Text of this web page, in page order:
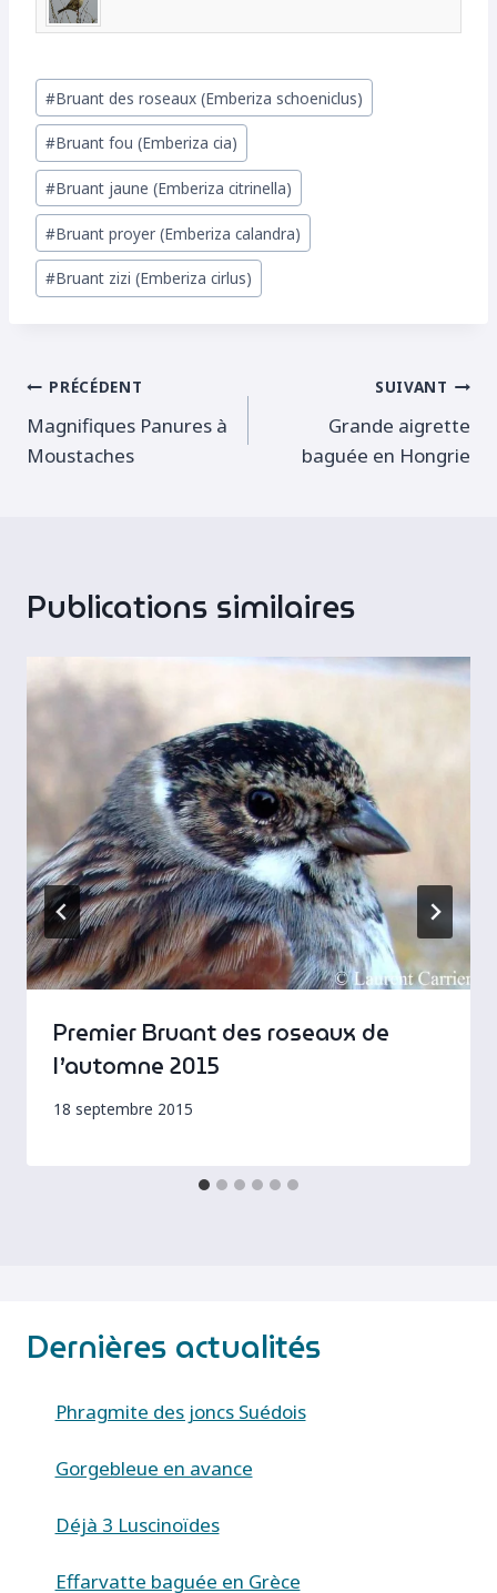
Étiquettes
de
la
publication :
#Bruant des roseaux (Emberiza schoeniclus)
#Bruant fou (Emberiza cia)
#Bruant jaune (Emberiza citrinella)
#Bruant proyer (Emberiza calandra)
#Bruant zizi (Emberiza cirlus)
Navigation
de
PRÉCÉDENT
Magnifiques Panures à
Moustaches
SUIVANT
Grande aigrette
baguée en Hongrie
Publications similaires
Premier Bruant des roseaux de
l’automne 2015
18 septembre 2015
Dernières actualités
Phragmite des joncs Suédois
Gorgebleue en avance
Déjà 3 Luscinoïdes
Effarvatte baguée en Grèce